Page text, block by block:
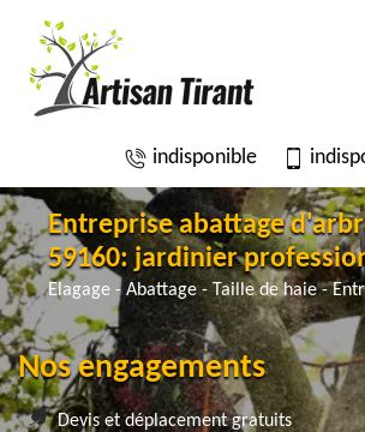
indisponible
Entreprise abattage
59160: jardinier
Elagage - Abattage - Taille de haie -
Nos engagements
Devis et déplacement gratuits